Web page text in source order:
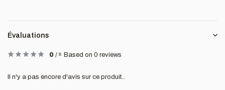
Évaluations
0 / 5 Based on 0 reviews
Il n'y a pas encore d'avis sur ce produit..